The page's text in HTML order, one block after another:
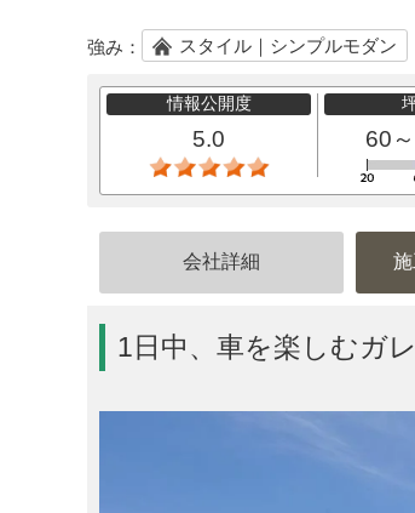
強み： スタイル｜シンプルモダン
情報公開度
5.0 60
会社詳細
1日中、車を楽しむガ